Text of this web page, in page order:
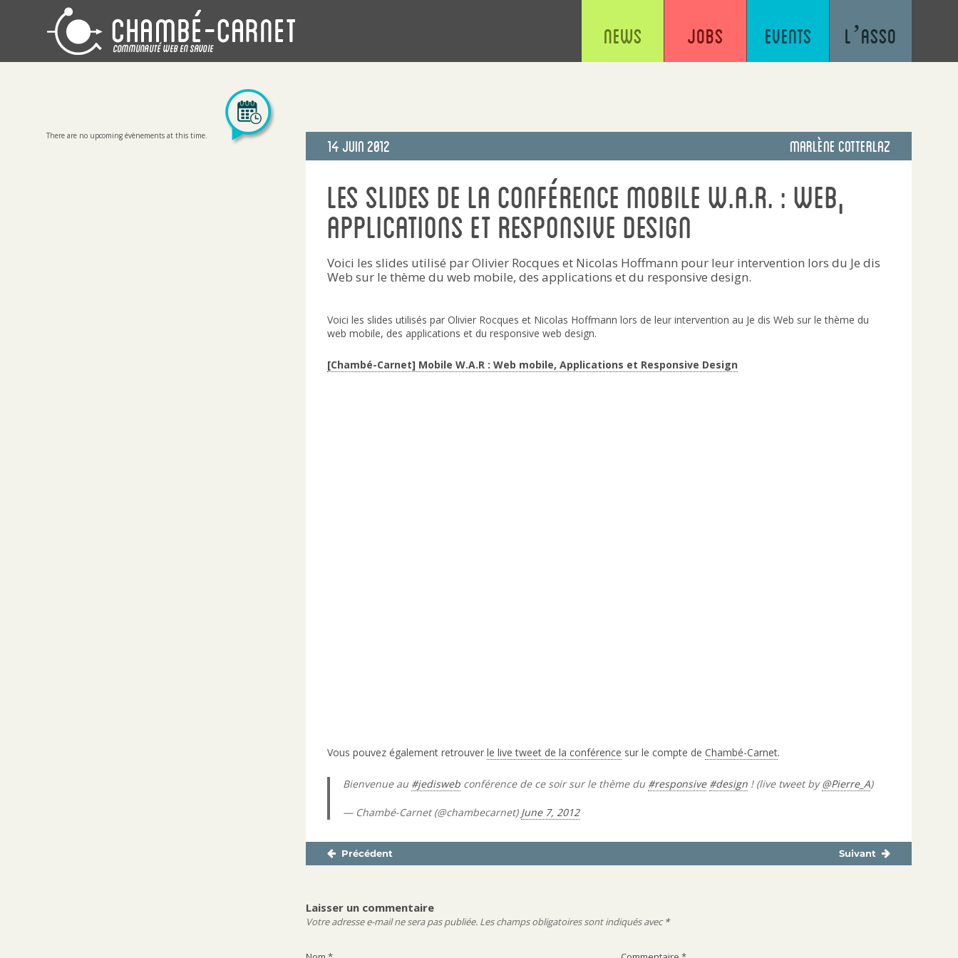
News Jobs Events L’asso
Publié
14 Juin 2012 Marlène Cotterlaz
Les slides de la conférence Mobile W.A.R. : Web,
Applications et Responsive design
Voici les slides utilisé par Olivier Rocques et Nicolas Hoffmann pour leur intervention lors du Je dis
Web sur le thème du web mobile, des applications et du responsive design.
Voici les slides utilisés par Olivier Rocques et Nicolas Hoffmann lors de leur intervention au Je dis Web sur le thème du
web mobile, des applications et du responsive web design.
[Chambé-Carnet] Mobile W.A.R : Web mobile, Applications et Responsive Design
Vous pouvez également retrouverle live tweet de la conférence sur le compte deChambé-Carnet.
Bienvenue au #jediswebconférence de ce soir sur le thème du #responsive #design! (live tweet by@Pierre_A)
— Chambé-Carnet (@chambecarnet) June 7, 2012
NavigationPrécédent
Publication
Suivant
Publication
Laisser un commentaire
Votre adresse e-mail ne sera pas publiée. Les champs obligatoires sont indiqués avec*
There are no upcoming évènements at this time.